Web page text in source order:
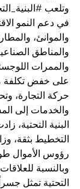
وتلعب
في دعم النمو
والموانئ،
والمناطق
والممرات
على خفض تكلفة
حركة التجارة،
والخدمات إلى
البنية التحتية،
التخطيط بثقة،
رؤوس الأموال
وبالنسبة للعلاقات
التحتية تمثل